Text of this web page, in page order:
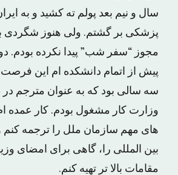
سال و نیم بعد پولم ته کشید و به
پزشکی بر گشتم. ولی هنوز شگردی
مجوز “سفر شب” پیدا نکرده بودم.
پیش از اتمام دانشکده ام این
سه سالی بود که به عنوان مترجم در
وزارت کار مشغول بودم. کار عمده
های مهم سازمان ملل را ترجمه کنم
بین المللی را، گاهی برای امضای
مقامات بالا تر تهیه کنم.